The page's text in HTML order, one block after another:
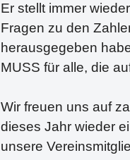
Er stellt immer
Fragen zu den
herausgegeben
MUSS für alle, die
Wir freuen uns auf
dieses Jahr wieder
unsere